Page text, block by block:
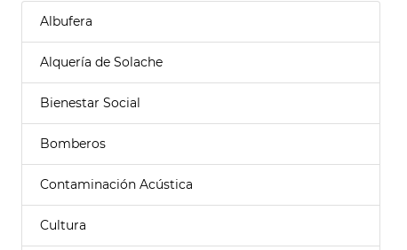
Albufera
Alquería de Solache
Bienestar Social
Bomberos
Contaminación Acústica
Cultura